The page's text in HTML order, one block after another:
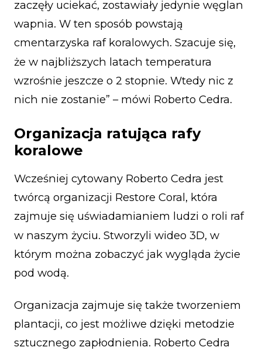
zaczęły uciekać, zostawiały jedynie węglan
wapnia. W ten sposób powstają
cmentarzyska raf koralowych. Szacuje się,
że w najbliższych latach temperatura
wzrośnie jeszcze o 2 stopnie. Wtedy nic z
nich nie zostanie” – mówi Roberto Cedra.
Organizacja ratująca rafy
koralowe
Wcześniej cytowany Roberto Cedra jest
twórcą organizacji Restore Coral, która
zajmuje się uświadamianiem ludzi o roli raf
w naszym życiu. Stworzyli wideo 3D, w
którym można zobaczyć jak wygląda życie
pod wodą.
Organizacja zajmuje się także tworzeniem
plantacji, co jest możliwe dzięki metodzie
sztucznego zapłodnienia. Roberto Cedra